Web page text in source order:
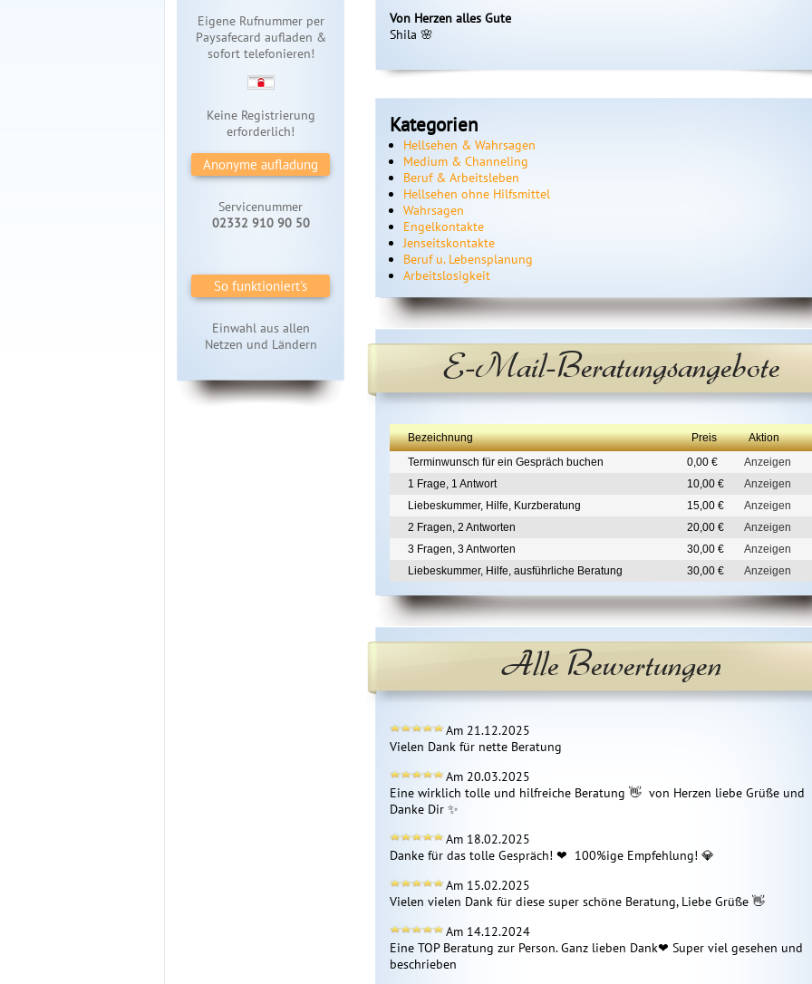
Eigene Rufnummer per
Paysafecard aufladen &
sofort telefonieren!
Keine Registrierung
erforderlich!
Anonyme aufladung
Servicenummer
02332 910 90 50
So funktioniert's
Einwahl aus allen
Netzen und Ländern
Von Herzen alles Gute
Shila 🌸
Kategorien
Hellsehen & Wahrsagen
Medium & Channeling
Beruf & Arbeitsleben
Hellsehen ohne Hilfsmittel
Wahrsagen
Engelkontakte
Jenseitskontakte
Beruf u. Lebensplanung
Arbeitslosigkeit
E-Mail-Beratungsangebote
Bezeichnung Preis
Aktion
Terminwunsch für ein Gespräch buchen
0,00 €
Anzeigen
1 Frage, 1 Antwort
10,00 €
Anzeigen
Liebeskummer, Hilfe, Kurzberatung
15,00 €
Anzeigen
2 Fragen, 2 Antworten
20,00 €
Anzeigen
3 Fragen, 3 Antworten
30,00 €
Anzeigen
Liebeskummer, Hilfe, ausführliche Beratung
30,00 € Anzeigen
Alle Bewertungen
Am 21.12.2025
Vielen Dank für nette Beratung
Am 20.03.2025
Eine wirklich tolle und hilfreiche Beratung 👋  von Herzen liebe Grüße und
Danke Dir ✨
Am 18.02.2025
Danke für das tolle Gespräch! ❤  100%ige Empfehlung! 💎
Am 15.02.2025
Vielen vielen Dank für diese super schöne Beratung, Liebe Grüße 👋
Am 14.12.2024
Eine TOP Beratung zur Person. Ganz lieben Dank❤ ️Super viel gesehen und
beschrieben